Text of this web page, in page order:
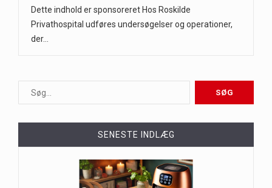
Dette indhold er sponsoreret Hos Roskilde
Privathospital udføres undersøgelser og operationer,
der…
SENESTE INDLÆG